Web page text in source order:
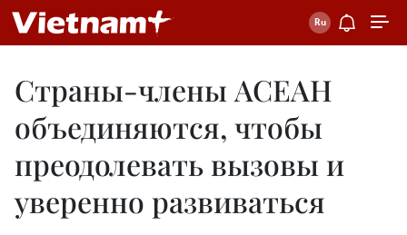
Страны-члены АСЕАН
объединяются, чтобы
преодолевать вызовы и
уверенно развиваться